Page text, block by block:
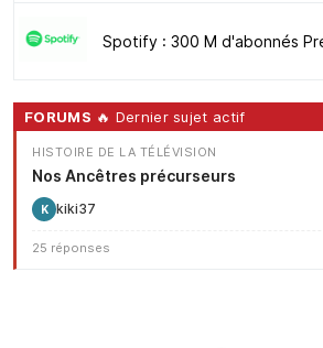
Spotify : 300 M d'abonnés
FORUMS 🔥 Dernier sujet actif
HISTOIRE DE LA TÉLÉVISION
Nos Ancêtres précurseurs
K kiki37
25 réponses